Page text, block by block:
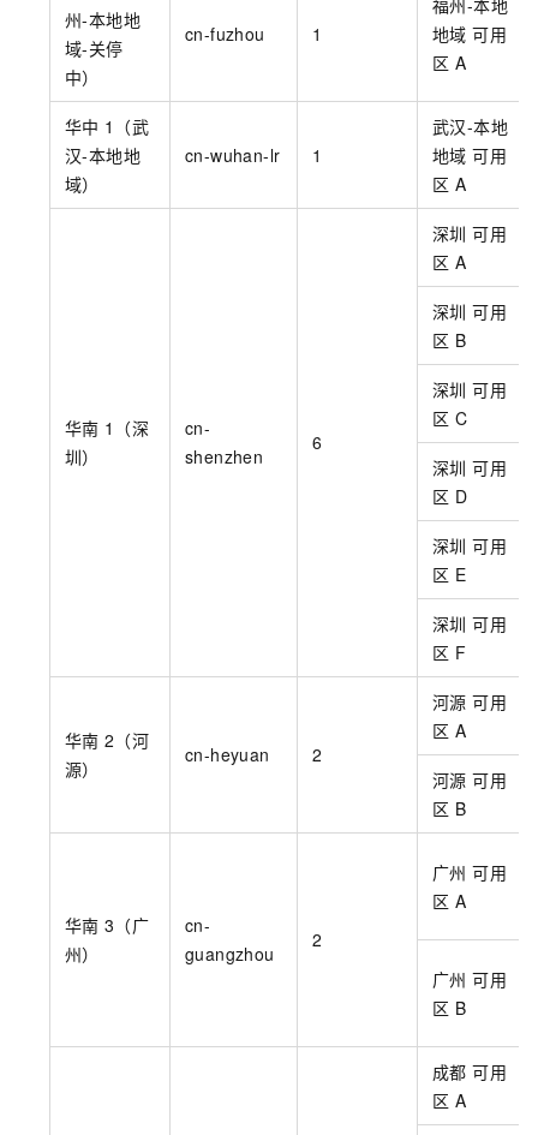
州-本地地
域-关停
中）
cn-fuzhou 1
地域 可用
区 A
华中 1（武
汉-本地地
域）
cn-wuhan-lr 1
武汉-本地
地域 可用
区 A
华南 1（深
圳）
cn-
shenzhen
6
深圳 可用
区 A
深圳 可用
区 B
深圳 可用
区 C
深圳 可用
区 D
深圳 可用
区 E
深圳 可用
区 F
华南 2（河
源）
cn-heyuan 2
河源 可用
区 A
河源 可用
区 B
华南 3（广
州）
cn-
guangzhou
2
广州 可用
区 A
广州 可用
区 B
成都 可用
区 A